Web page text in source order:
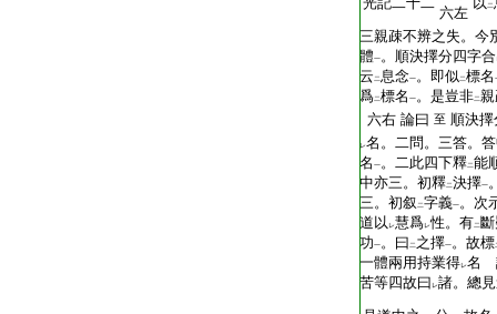
六左
二
三親疎不辨之失。今
體一。順決擇分四字合
云 二息念一。即似二標名
爲二標名 一。是豈非二
六右 論曰 至 順決
レ名。二問。三答。
名 一。二此四下釋二能
中亦三。初釋二決擇一
三。初叙 二字義一。次
道以 レ慧爲レ性。有二
功一。曰 二 之擇一。故標
一體兩用持業得レ名
苦等四故曰 レ諸。總